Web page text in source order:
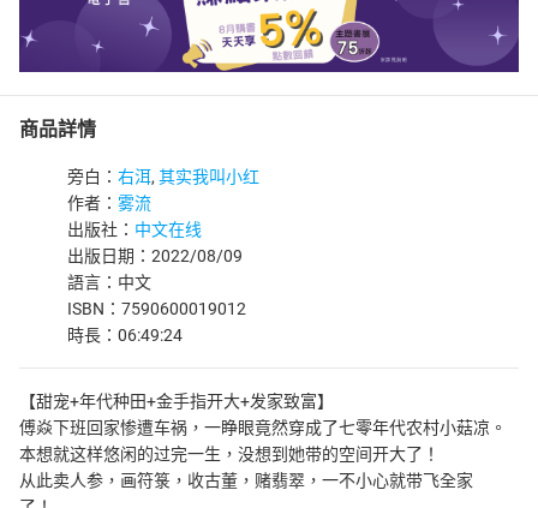
商品詳情
旁白： 右洱, 其实我叫小红
作者： 雾流
出版社： 中文在线
出版日期：2022/08/09
語言：中文
ISBN：7590600019012
時長：06:49:24
【甜宠+年代种田+金手指开大+发家致富】
傅焱下班回家惨遭车祸，一睁眼竟然穿成了七零年代农村小菇凉。
本想就这样悠闲的过完一生，没想到她带的空间开大了！
从此卖人参，画符箓，收古董，赌翡翠，一不小心就带飞全家